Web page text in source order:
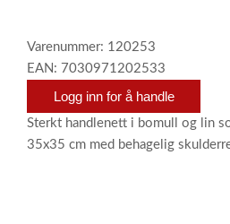
Varenummer: 120253
EAN: 7030971202533
Logg inn for å handle
Sterkt handlenett i bomull og lin
35x35 cm med behagelig